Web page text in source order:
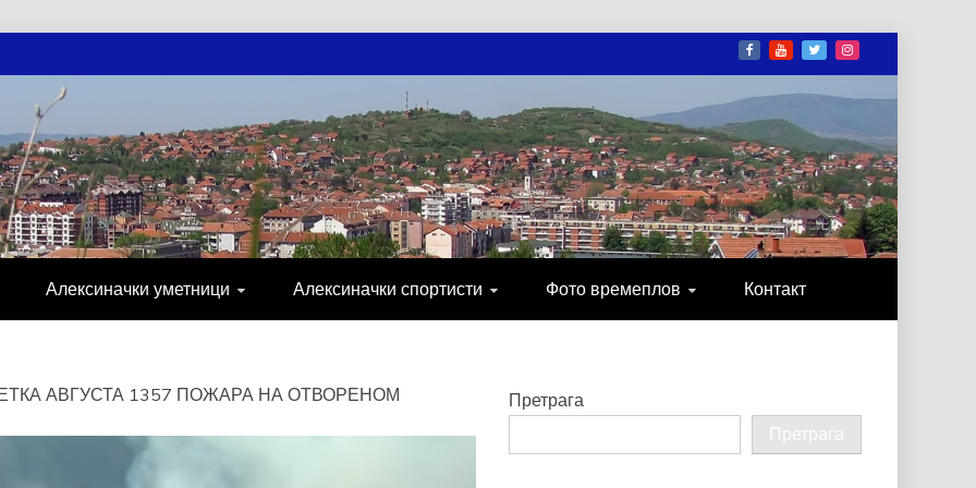
НОВОСТИ
СПОРТ, ПОСЛОВНИ ИМЕНИК, ХРОНИКА, ЗАБАВА…
Алексиначки уметници Алексиначки спортисти Фото времеплов Контакт
АВГУСТА 1357 ПОЖАРА НА ОТВОРЕНОМ
Претрага
Претрага